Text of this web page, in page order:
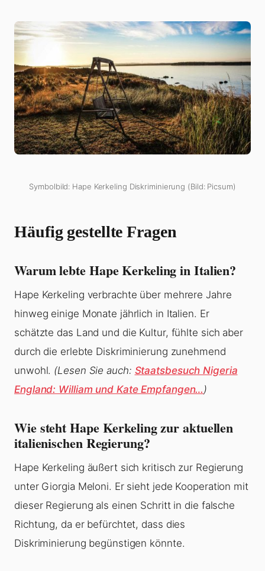
Symbolbild: Hape Kerkeling Diskriminierung (Bild: Picsum)
Häufig gestellte Fragen
Warum lebte Hape Kerkeling in Italien?
Hape Kerkeling verbrachte über mehrere Jahre
hinweg einige Monate jährlich in Italien. Er
schätzte das Land und die Kultur, fühlte sich aber
durch die erlebte Diskriminierung zunehmend
unwohl. (Lesen Sie auch: Staatsbesuch Nigeria
England: William und Kate Empfangen…)
Wie steht Hape Kerkeling zur aktuellen
italienischen Regierung?
Hape Kerkeling äußert sich kritisch zur Regierung
unter Giorgia Meloni. Er sieht jede Kooperation mit
dieser Regierung als einen Schritt in die falsche
Richtung, da er befürchtet, dass dies
Diskriminierung begünstigen könnte.